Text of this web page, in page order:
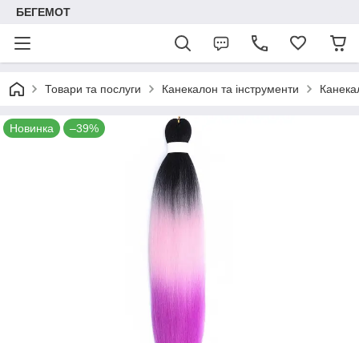
БЕГЕМОТ
Товари та послуги Канекалон та інструменти
Новинка –39%